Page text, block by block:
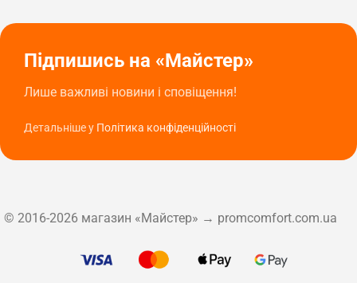
Підпишись на «Майстер»
Лише важливі новини і сповіщення!
Детальніше у Політика конфіденційності
© 2016-2026 магазин «Майстер» → promcomfort.com.ua